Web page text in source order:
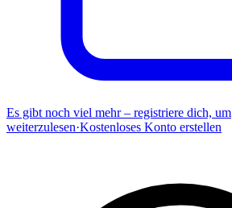
Es gibt noch viel mehr – registriere dich, um
weiterzulesen·Kostenloses Konto erstellen